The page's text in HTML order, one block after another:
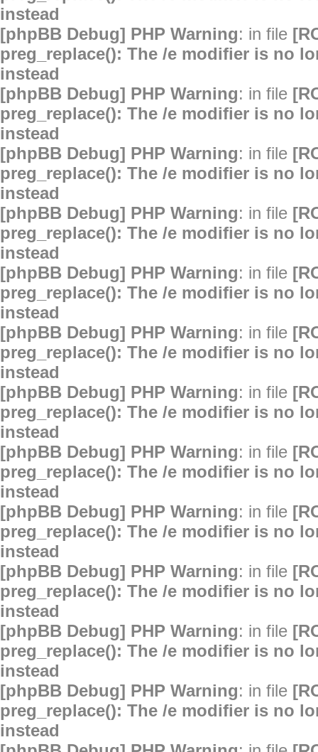
instead
[phpBB Debug] PHP Warning: in file
preg_replace(): The /e modifier is no
instead
[phpBB Debug] PHP Warning: in file
preg_replace(): The /e modifier is no
instead
[phpBB Debug] PHP Warning: in file
preg_replace(): The /e modifier is no
instead
[phpBB Debug] PHP Warning: in file
preg_replace(): The /e modifier is no
instead
[phpBB Debug] PHP Warning: in file
preg_replace(): The /e modifier is no
instead
[phpBB Debug] PHP Warning: in file
preg_replace(): The /e modifier is no
instead
[phpBB Debug] PHP Warning: in file
preg_replace(): The /e modifier is no
instead
[phpBB Debug] PHP Warning: in file
preg_replace(): The /e modifier is no
instead
[phpBB Debug] PHP Warning: in file
preg_replace(): The /e modifier is no
instead
[phpBB Debug] PHP Warning: in file
preg_replace(): The /e modifier is no
instead
[phpBB Debug] PHP Warning: in file
preg_replace(): The /e modifier is no
instead
[phpBB Debug] PHP Warning: in file
preg_replace(): The /e modifier is no
instead